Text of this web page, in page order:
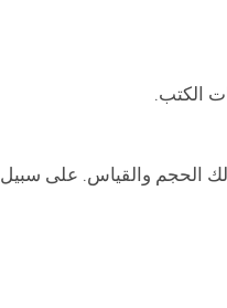
الكتب.
الحجم والقياس. على سبيل